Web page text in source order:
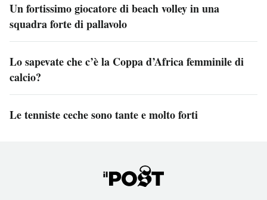
Un fortissimo giocatore di beach volley in una
squadra forte di pallavolo
Lo sapevate che c’è la Coppa d’Africa femminile di
calcio?
Le tenniste ceche sono tante e molto forti